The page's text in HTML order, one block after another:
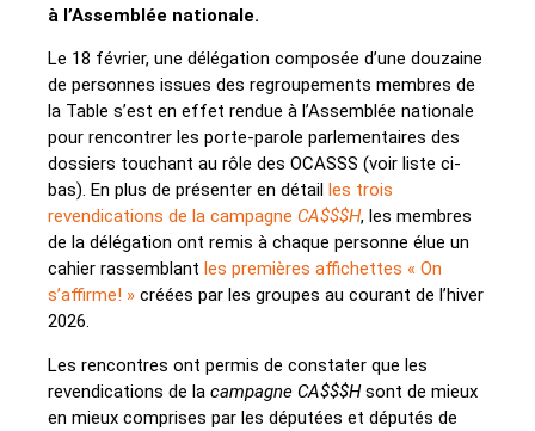
à l’Assemblée nationale.
Le 18 février, une délégation composée d’une douzaine
de personnes issues des regroupements membres de
la Table s’est en effet rendue à l’Assemblée nationale
pour rencontrer les porte-parole parlementaires des
dossiers touchant au rôle des OCASSS (voir liste ci-
bas). En plus de présenter en détail les trois
revendications de la campagne CA$$$H, les membres
de la délégation ont remis à chaque personne élue un
cahier rassemblant les premières affichettes « On
s’affirme! » créées par les groupes au courant de l’hiver
2026.
Les rencontres ont permis de constater que les
revendications de la campagne CA$$$Hsont de mieux
en mieux comprises par les députées et députés de